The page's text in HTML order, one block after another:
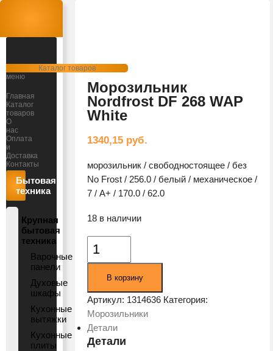
меню
Главная
Каталог
товаров
О
нас
Оплата
и
Доставка
Контакты
Бытовая
техника
Крупная
бытовая
техника
Варочные
панели
Духовые
шкафы
Кухонные
вытяжки
Кухонные
плиты
Каталог товаров
Морозильник
Nordfrost DF 268 WAP
White
1340,15 руб.
морозильник / свободностоящее / без
No Frost / 256.0 / белый / механическое /
7 / A+ / 170.0 / 62.0
18 в наличии
Количество
товара
Nordfrost
DF
268
WAP
White
В корзину
Артикул: 1314636 Категория:
Морозильники
Детали
Детали